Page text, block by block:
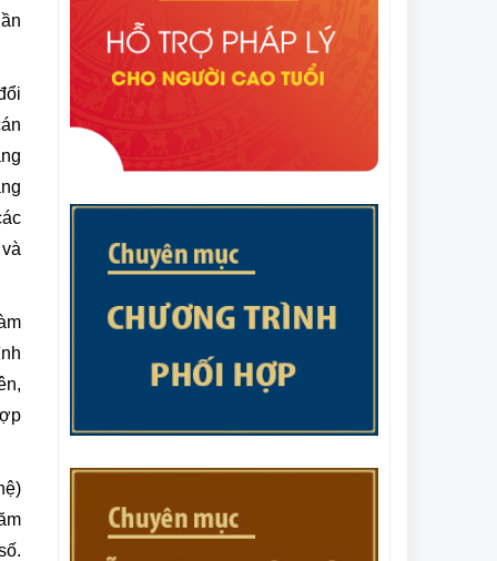
Văn bản số 296/HNCT-VP ngày 14/8/2025
của Ban Thường vụ Trung ương Hội NCT
Việt Nam về việc người cao tuổi chung tay
của Ban Thường vụ Trung ương Hội NCT
Việt Nam về việc lập kế hoạch thực hiện Đề
nhau đến năm 2035.
Quyết định số 1648/QĐ-TTg ngày 06/8/2025
nhân rộng câu lạc bộ liên thế hệ tự giúp
nhau đến năm 2035
31/7/2025 của Ban Thường vụ Trung ương
Giải cầu lông trung cao tuổi quốc gia năm
Văn bản số 187/BTV-HNCT ngày 8/7/2025
Việt Nam về các nhiệm vụ trọng tâm năm